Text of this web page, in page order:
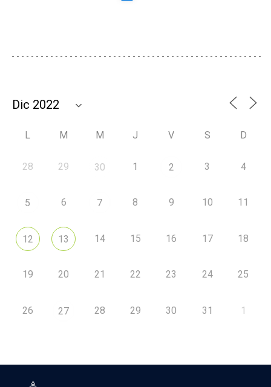
L M M J V S D
28 29 30 1 2 3 4
5 6 7 8 9 10 11
12 13 14 15 16 17 18
19 20 21 22 23 24 25
26 27 28 29 30 31 1